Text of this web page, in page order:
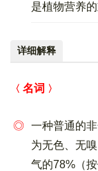
是植物营养
详细解释
名词
◎ 一种普通的
为无色、无
气的78%（